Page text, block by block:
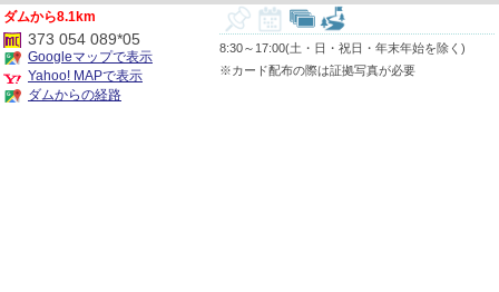
8:30～17:00(土・日・祝日・年末年始を除く)
※カード配布の際は証拠写真が必要
8.1km
373 054 089*05
Googleマップで表示
Yahoo! MAPで表示
ダムからの経路